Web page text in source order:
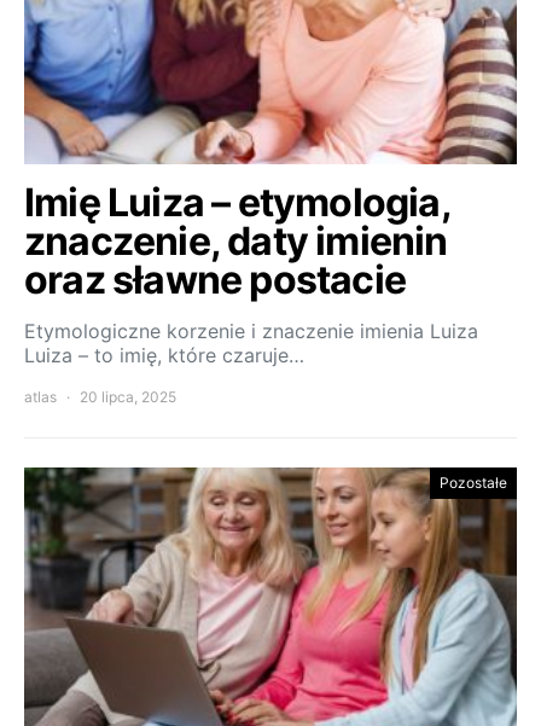
Imię Luiza – etymologia,
znaczenie, daty imienin
oraz sławne postacie
Etymologiczne korzenie i znaczenie imienia Luiza
Luiza – to imię, które czaruje…
atlas 20 lipca, 2025
Pozostałe